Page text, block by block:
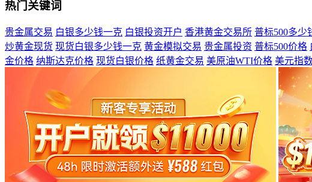
热门关键词
贵金属交易 白银多少钱一克 白银投资开户 香港黄金交易所 普标500多少
炒黄金现货 现货白银多少钱一克 黄金模拟交易 贵金属投资 普标500价格
金价格 纳斯达克价格 现货白银价格 纸黄金交易 美原油WTI价格 美元指